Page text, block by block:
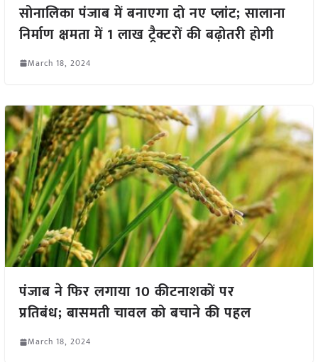
सोनालिका पंजाब में बनाएगा दो नए प्लांट; सालाना
निर्माण क्षमता में 1 लाख ट्रैक्टरों की बढ़ोतरी होगी
March 18, 2024
पंजाब ने फिर लगाया 10 कीटनाशकों पर
प्रतिबंध; बासमती चावल को बचाने की पहल
March 18, 2024